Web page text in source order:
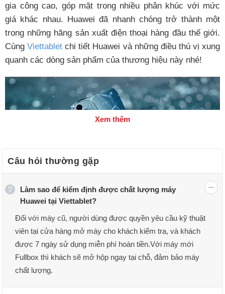
gia công cao, góp mặt trong nhiều phân khúc với mức
giá khác nhau. Huawei đã nhanh chóng trở thành một
trong những hãng sản xuất điện thoại hàng đầu thế giới.
CùngViettablet chi tiết Huawei và những điều thú vị xung
quanh các dòng sản phẩm của thương hiệu này nhé!
Điện thoại Huawei
Thương hiệu điện thoại Huawei
Xem thêm
Câu hỏi thường gặp
Làm sao để kiểm định được chất lượng máy
Huawei tại Viettablet?
Đối với máy cũ, người dùng được quyền yêu cầu kỹ thuật
viên tại cửa hàng mở máy cho khách kiểm tra, và khách
được 7 ngày sử dụng miễn phí hoàn tiền.Với máy mới
Fullbox thì khách sẽ mở hộp ngay tại chỗ, đảm bảo máy
chất lượng.